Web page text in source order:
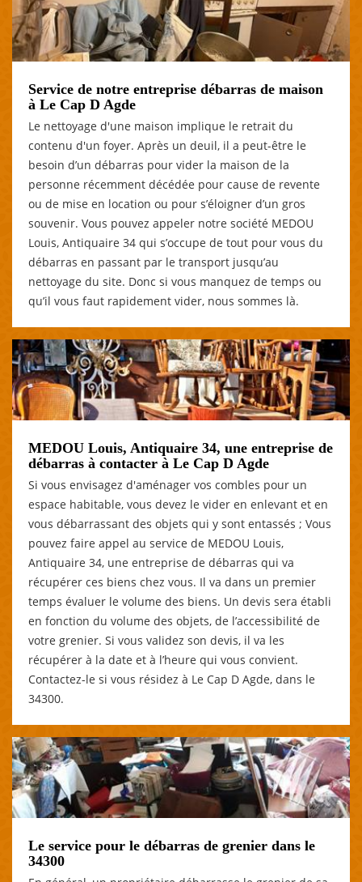
Service de notre entreprise débarras de maison
à Le Cap D Agde
Le nettoyage d'une maison implique le retrait du
contenu d'un foyer. Après un deuil, il a peut-être le
besoin d’un débarras pour vider la maison de la
personne récemment décédée pour cause de revente
ou de mise en location ou pour s’éloigner d’un gros
souvenir. Vous pouvez appeler notre société MEDOU
Louis, Antiquaire 34 qui s’occupe de tout pour vous du
débarras en passant par le transport jusqu’au
nettoyage du site. Donc si vous manquez de temps ou
qu’il vous faut rapidement vider, nous sommes là.
MEDOU Louis, Antiquaire 34, une entreprise de
débarras à contacter à Le Cap D Agde
Si vous envisagez d'aménager vos combles pour un
espace habitable, vous devez le vider en enlevant et en
vous débarrassant des objets qui y sont entassés ; Vous
pouvez faire appel au service de MEDOU Louis,
Antiquaire 34, une entreprise de débarras qui va
récupérer ces biens chez vous. Il va dans un premier
temps évaluer le volume des biens. Un devis sera établi
en fonction du volume des objets, de l’accessibilité de
votre grenier. Si vous validez son devis, il va les
récupérer à la date et à l’heure qui vous convient.
Contactez-le si vous résidez à Le Cap D Agde, dans le
34300.
Le service pour le débarras de grenier dans le
34300